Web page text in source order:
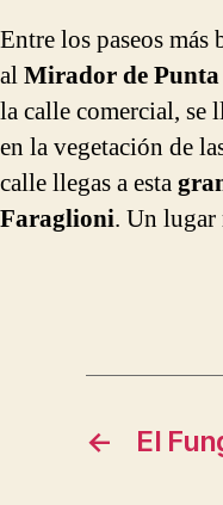
Entre los paseos
alMirador de
la calle comercial, se
en la vegetación de
calle llegas a esta
Faraglioni. Un
← El